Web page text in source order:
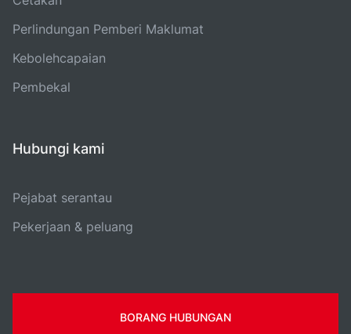
Perlindungan Pemberi Maklumat
Kebolehcapaian
Pembekal
Hubungi kami
Pejabat serantau
Pekerjaan & peluang
BORANG HUBUNGAN